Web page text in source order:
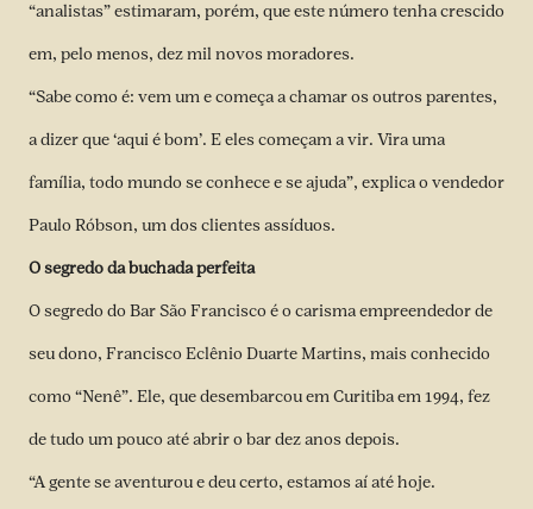
“analistas” estimaram, porém, que este número tenha crescido
em, pelo menos, dez mil novos moradores.
“Sabe como é: vem um e começa a chamar os outros parentes,
a dizer que ‘aqui é bom’. E eles começam a vir. Vira uma
família, todo mundo se conhece e se ajuda”, explica o vendedor
Paulo Róbson, um dos clientes assíduos.
O segredo da buchada perfeita
O segredo do Bar São Francisco é o carisma empreendedor de
seu dono, Francisco Eclênio Duarte Martins, mais conhecido
como “Nenê”. Ele, que desembarcou em Curitiba em 1994, fez
de tudo um pouco até abrir o bar dez anos depois.
“A gente se aventurou e deu certo, estamos aí até hoje.